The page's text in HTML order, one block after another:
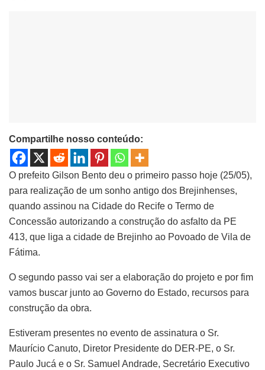
Compartilhe nosso conteúdo:
O prefeito Gilson Bento deu o primeiro passo hoje (25/05),
para realização de um sonho antigo dos Brejinhenses,
quando assinou na Cidade do Recife o Termo de
Concessão autorizando a construção do asfalto da PE
413, que liga a cidade de Brejinho ao Povoado de Vila de
Fátima.
O segundo passo vai ser a elaboração do projeto e por fim
vamos buscar junto ao Governo do Estado, recursos para
construção da obra.
Estiveram presentes no evento de assinatura o Sr.
Maurício Canuto, Diretor Presidente do DER-PE, o Sr.
Paulo Jucá e o Sr. Samuel Andrade, Secretário Executivo